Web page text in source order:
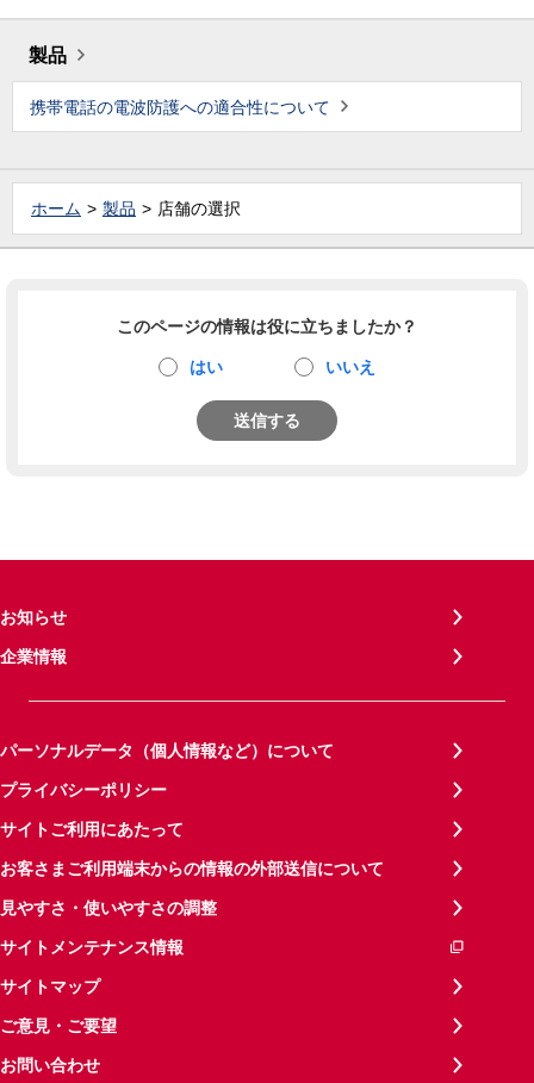
製品
携帯電話の電波防護への適合性について
ホーム 製品 店舗の選択
このページの情報は役に立ちましたか？
はい いいえ
送信する
お知らせ
企業情報
パーソナルデータ（個人情報など）について
プライバシーポリシー
サイトご利用にあたって
お客さまご利用端末からの情報の外部送信について
見やすさ・使いやすさの調整
サイトメンテナンス情報
サイトマップ
ご意見・ご要望
お問い合わせ